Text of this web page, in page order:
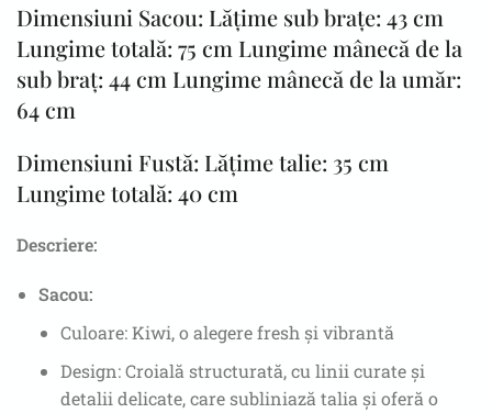
Dimensiuni Sacou: Lățime sub brațe: 43 cm
Lungime totală: 75 cm Lungime mânecă de la
sub braț: 44 cm Lungime mânecă de la umăr:
64 cm
Dimensiuni Fustă: Lățime talie: 35 cm
Lungime totală: 40 cm
Descriere:
Sacou:
Culoare: Kiwi, o alegere fresh și vibrantă
Design: Croială structurată, cu linii curate și
detalii delicate, care subliniază talia și oferă o